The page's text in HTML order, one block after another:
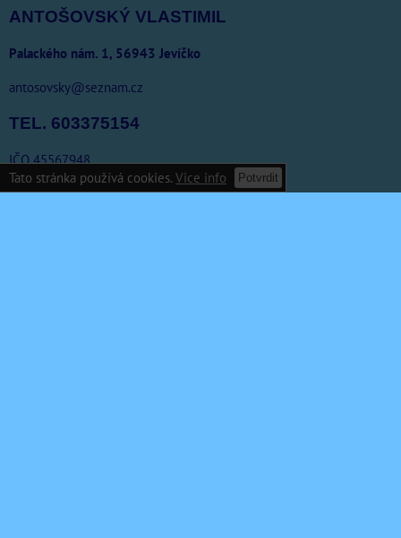
ANTOŠOVSKÝ VLASTIMIL
Palackého nám. 1, 56943 Jevíčko
antosovsky@seznam.cz
TEL. 603375154
IČO 45567948
DIČ CZ6309242599
Tato stránka používá cookies. Vice info Potvrdit